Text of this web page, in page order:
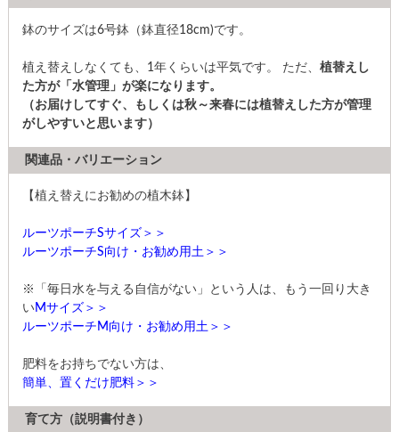
鉢のサイズは6号鉢（鉢直径18cm)です。
植え替えしなくても、1年くらいは平気です。 ただ、 植替えし
た方が「水管理」が楽になります。
（お届けしてすぐ、もしくは秋～来春には植替えした方が管理
がしやすいと思います）
関連品・バリエーション
【植え替えにお勧めの植木鉢】
ルーツポーチSサイズ＞＞
ルーツポーチS向け・お勧め用土＞＞
※「毎日水を与える自信がない」という人は、もう一回り大き
いMサイズ＞＞
ルーツポーチM向け・お勧め用土＞＞
肥料をお持ちでない方は、
簡単、置くだけ肥料＞＞
育て方（説明書付き）